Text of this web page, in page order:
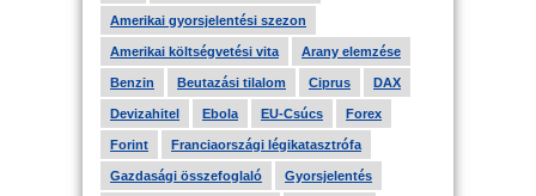
Amerikai gyorsjelentési szezon
Amerikai költségvetési vita Arany elemzése
Benzin Beutazási tilalom Ciprus DAX
Devizahitel Ebola EU-Csúcs Forex
Forint Franciaországi légikatasztrófa
Gazdasági összefoglaló Gyorsjelentés